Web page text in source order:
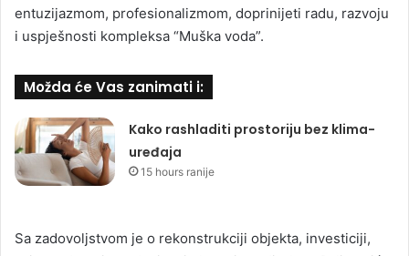
entuzijazmom, profesionalizmom, doprinijeti radu, razvoju
i uspješnosti kompleksa “Muška voda”.
Možda će Vas zanimati i:
Kako rashladiti prostoriju bez klima-
uređaja
15 hours ranije
Sa zadovoljstvom je o rekonstrukciji objekta, investiciji,